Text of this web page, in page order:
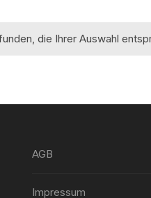
die Ihrer Auswahl
AGB
Impressum